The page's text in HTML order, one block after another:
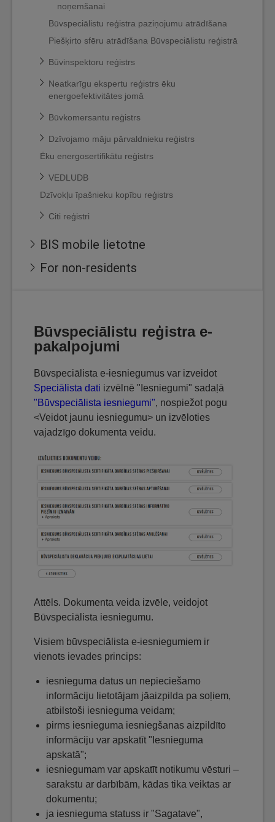
noņemšanai
Būvspeciālistu reģistra paziņojumu atrādīšana
Piešķirto sfēru atrādīšana Būvspeciālistu reģistrā
Būvinspektoru reģistrs
Neatkarīgu ekspertu reģistrs ēku
energoefektivitātes jomā
Būvkomersantu reģistrs
Dzīvojamo māju pārvaldnieku reģistrs
Ēku energosertifikātu reģistrs
VEDLUDB
Dzīvokļu īpašnieku kopību reģistrs
Citi reģistri
BIS mobile lietotne
For non-residents
Būvspeciālistu reģistra e-
pakalpojumi
Būvspeciālista e-iesniegumus var izveidot
Speciālista dati izvēlnē "Iesniegumi" sadaļā
"Būvspeciālista iesniegumi", nospiežot pogu
<Veidot jaunu iesniegumu> un izvēloties
vajadzīgo dokumenta veidu.
Attēls. Dokumenta veida izvēle, veidojot
Būvspeciālista iesniegumu.
Visiem būvspeciālista e-iesniegumiem ir
vienots ievades princips:
iesnieguma datus un nepieciešamo
informāciju lietotājam jāaizpilda pa soļiem,
atbilstoši iesnieguma veidam;
pirms iesnieguma iesniegšanas aizpildīto
informāciju var apskatīt "Iesnieguma
apskatā";
iesniegumam var apskatīt notikumu vēsturi –
sarakstu ar darbībām, kādas tika veiktas ar
dokumentu;
ja iesnieguma statuss ir "Sagatave",